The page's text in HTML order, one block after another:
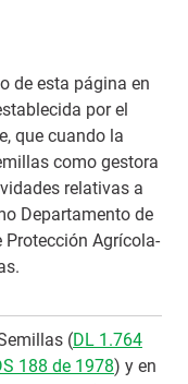
de esta página en
por el
que cuando la
como gestora
relativas a
Departamento de
Agrícola-
(DL 1.764
188 de 1978) y en